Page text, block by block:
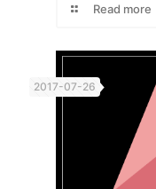
Read more
2017-07-26